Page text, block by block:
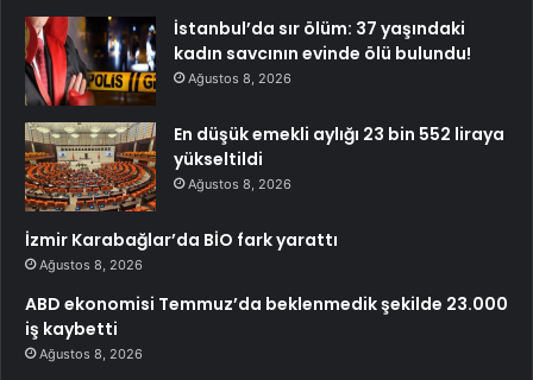
İstanbul’da sır ölüm: 37 yaşındaki
kadın savcının evinde ölü bulundu!
Ağustos 8, 2026
En düşük emekli aylığı 23 bin 552 liraya
yükseltildi
Ağustos 8, 2026
İzmir Karabağlar’da BİO fark yarattı
Ağustos 8, 2026
ABD ekonomisi Temmuz’da beklenmedik şekilde 23.000
iş kaybetti
Ağustos 8, 2026